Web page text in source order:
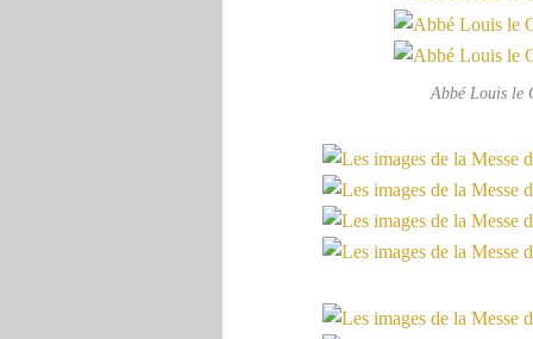
Abbé Louis le